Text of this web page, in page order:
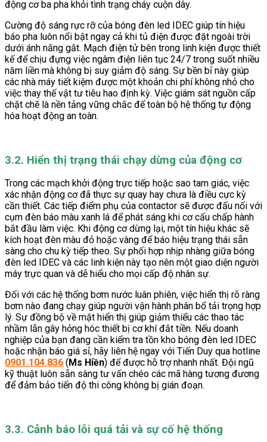
động cơ ba pha khỏi tình trạng cháy cuộn dây.
Cường độ sáng rực rỡ của bóng đèn led IDEC giúp tín hiệu
báo pha luôn nổi bật ngay cả khi tủ điện được đặt ngoài trời
dưới ánh nắng gắt. Mạch điện tử bên trong linh kiện được thiết
kế để chịu đựng việc ngâm điện liên tục 24/7 trong suốt nhiều
năm liền mà không bị suy giảm độ sáng. Sự bền bỉ này giúp
các nhà máy tiết kiệm được một khoản chi phí không nhỏ cho
việc thay thế vật tư tiêu hao định kỳ. Việc giám sát nguồn cấp
chặt chẽ là nền tảng vững chắc để toàn bộ hệ thống tự động
hóa hoạt động an toàn.
3.2. Hiển thị trạng thái chạy dừng của động cơ
Trong các mạch khởi động trực tiếp hoặc sao tam giác, việc
xác nhận động cơ đã thực sự quay hay chưa là điều cực kỳ
cần thiết. Các tiếp điểm phụ của contactor sẽ được đấu nối với
cụm đèn báo màu xanh lá để phát sáng khi cơ cấu chấp hành
bắt đầu làm việc. Khi động cơ dừng lại, một tín hiệu khác sẽ
kích hoạt đèn màu đỏ hoặc vàng để báo hiệu trạng thái sẵn
sàng cho chu kỳ tiếp theo. Sự phối hợp nhịp nhàng giữa bóng
đèn led IDEC và các linh kiện này tạo nên một giao diện người
máy trực quan và dễ hiểu cho mọi cấp độ nhân sự.
Đối với các hệ thống bơm nước luân phiên, việc hiển thị rõ ràng
bơm nào đang chạy giúp người vận hành phân bổ tải trọng hợp
lý. Sự đồng bộ về mặt hiển thị giúp giảm thiểu các thao tác
nhầm lẫn gây hỏng hóc thiết bị cơ khí đắt tiền. Nếu doanh
nghiệp của bạn đang cần kiểm tra tồn kho bóng đèn led IDEC
hoặc nhận báo giá sỉ, hãy liên hệ ngay với Tiến Duy qua hotline
0901.104.836 ( Ms Hiền) để được hỗ trợ nhanh nhất. Đội ngũ
kỹ thuật luôn sẵn sàng tư vấn chéo các mã hàng tương đương
để đảm bảo tiến độ thi công không bị gián đoạn.
3.3. Cảnh báo lỗi quá tải và sự cố hệ thống